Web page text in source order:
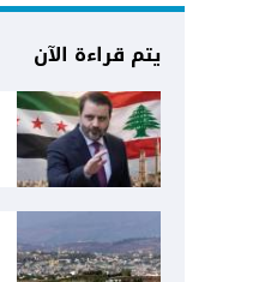
يتم قراءة الآن